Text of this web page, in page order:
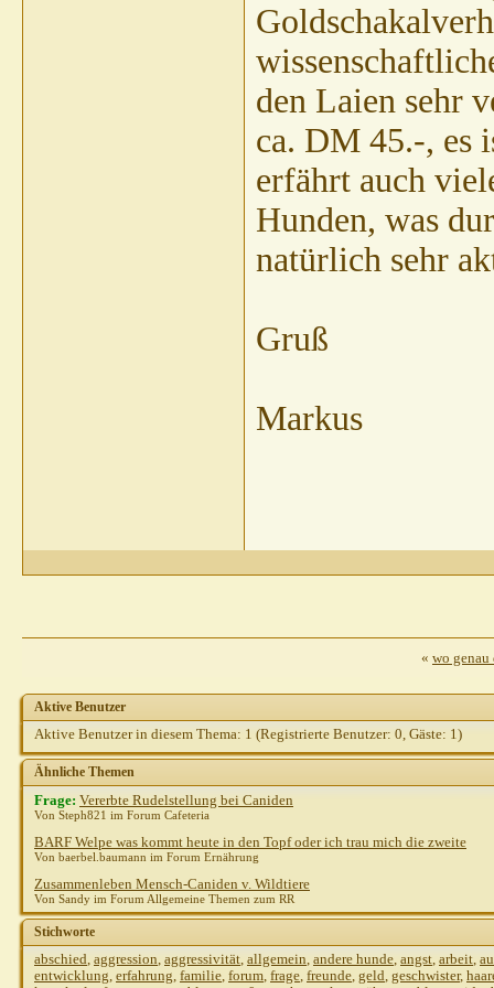
den Laien sehr
ca. DM 45.-, es
erfährt auch
Hunden, was
natürlich sehr
Gruß
Markus
« wo genau
Aktive Benutzer
Aktive Benutzer in diesem Thema: 1 (Registrierte Benutzer: 0, Gäste: 1)
Ähnliche Themen
Frage: Vererbte Rudelstellung bei Caniden
Von Steph821 im Forum Cafeteria
BARF Welpe was kommt heute in den Topf oder ich trau mich die zweite
Von baerbel.baumann im Forum Ernährung
Zusammenleben Mensch-Caniden v. Wildtiere
Von Sandy im Forum Allgemeine Themen zum RR
Stichworte
abschied, aggression, aggressivität, allgemein, andere hunde, angst, arbeit,
entwicklung, erfahrung, familie, forum, frage, freunde, geld, geschwister,